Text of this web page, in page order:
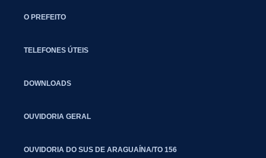
O PREFEITO
TELEFONES ÚTEIS
DOWNLOADS
OUVIDORIA GERAL
OUVIDORIA DO SUS DE ARAGUAÍNA/TO 156